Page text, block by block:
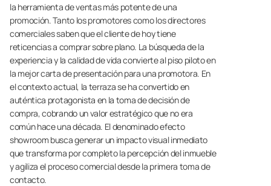
la herramienta de ventas más potente de una
promoción. Tanto los promotores como los directores
comerciales saben que el cliente de hoy tiene
reticencias a comprar sobre plano. La búsqueda de la
experiencia y la calidad de vida convierte al piso piloto en
la mejor carta de presentación para una promotora. En
el contexto actual, la terraza se ha convertido en
auténtica protagonista en la toma de decisión de
compra, cobrando un valor estratégico que no era
común hace una década. El denominado efecto
showroom busca generar un impacto visual inmediato
que transforma por completo la percepción del inmueble
y agiliza el proceso comercial desde la primera toma de
contacto.